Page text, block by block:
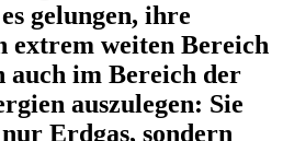
gelungen, ihre
extrem weiten Bereich
auch im Bereich der
auszulegen: Sie
Erdgas, sondern